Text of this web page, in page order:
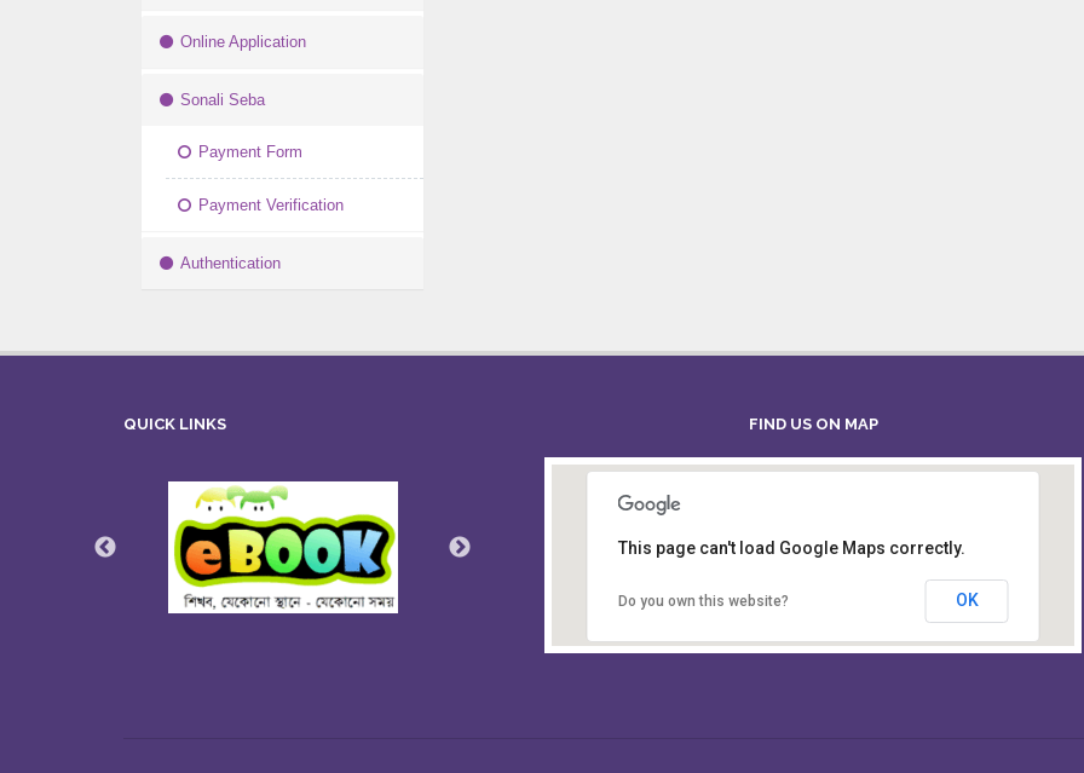
Online Application
Sonali Seba
Payment Form
Payment Verification
Authentication
QUICK LINKS FIND US ON MAP
This page can't load Google Maps correctly.
Do you own this website? OK